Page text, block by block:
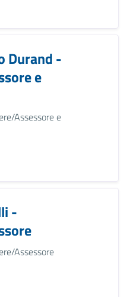
Durand -
e
Assessore e
-
Assessore